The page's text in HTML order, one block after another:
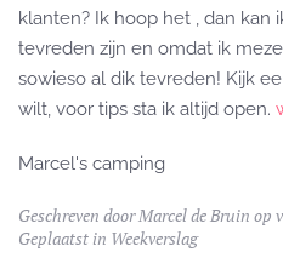
klanten? Ik hoop het , dan kan
tevreden zijn en omdat ik
sowieso al dik tevreden! Kijk
wilt, voor tips sta ik altijd open.
Marcel's camping
Geschreven doorMarcel de Bruin op
Geplaatst in Weekverslag